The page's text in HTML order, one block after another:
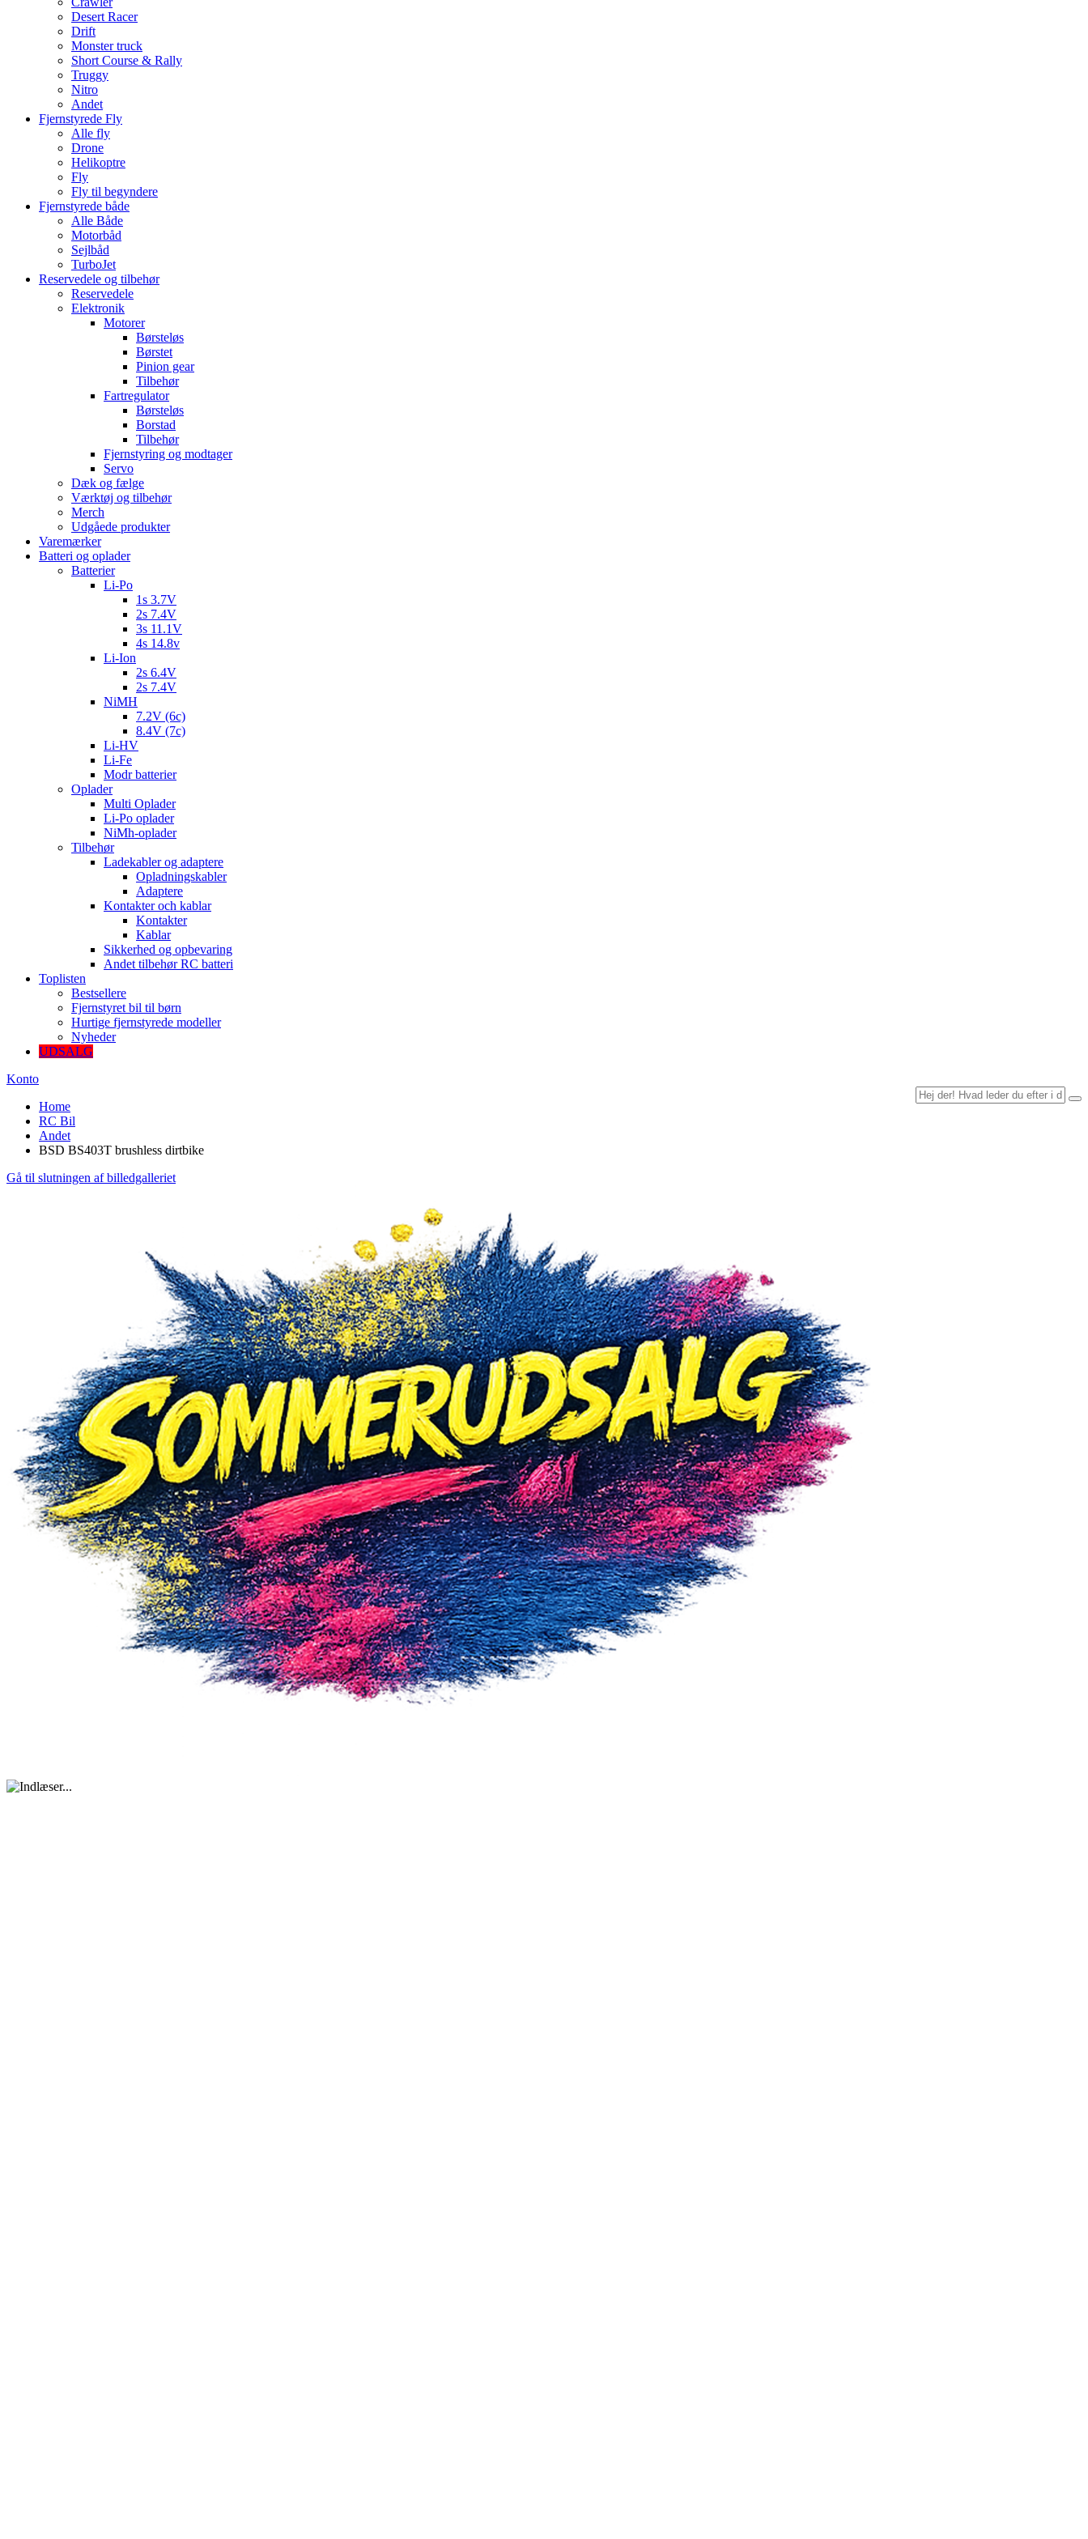
Desert Racer
Drift
Monster truck
Short Course & Rally
Truggy
Nitro
Andet
Fjernstyrede Fly
Alle fly
Drone
Helikoptre
Fly
Fly til begyndere
Fjernstyrede både
Alle Både
Motorbåd
Sejlbåd
TurboJet
Reservedele og tilbehør
Reservedele
Elektronik
Motorer
Børsteløs
Børstet
Pinion gear
Tilbehør
Fartregulator
Børsteløs
Borstad
Tilbehør
Fjernstyring og modtager
Servo
Dæk og fælge
Værktøj og tilbehør
Merch
Udgåede produkter
Varemærker
Batteri og oplader
Batterier
Li-Po
1s 3.7V
2s 7.4V
3s 11.1V
4s 14.8v
Li-Ion
2s 6.4V
2s 7.4V
NiMH
7.2V (6c)
8.4V (7c)
Li-HV
Li-Fe
Modr batterier
Oplader
Multi Oplader
Li-Po oplader
NiMh-oplader
Tilbehør
Ladekabler og adaptere
Opladningskabler
Adaptere
Kontakter och kablar
Kontakter
Kablar
Sikkerhed og opbevaring
Andet tilbehør RC batteri
Toplisten
Bestsellere
Fjernstyret bil til børn
Hurtige fjernstyrede modeller
Nyheder
UDSALG
Konto
Home
RC Bil
Andet
BSD BS403T brushless dirtbike
Gå til slutningen af billedgalleriet